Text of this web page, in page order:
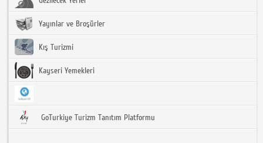
Yayınlar ve Broşürler
Kış Turizmi
Kayseri Yemekleri
GoTurkiye Turizm Tanıtım Platformu